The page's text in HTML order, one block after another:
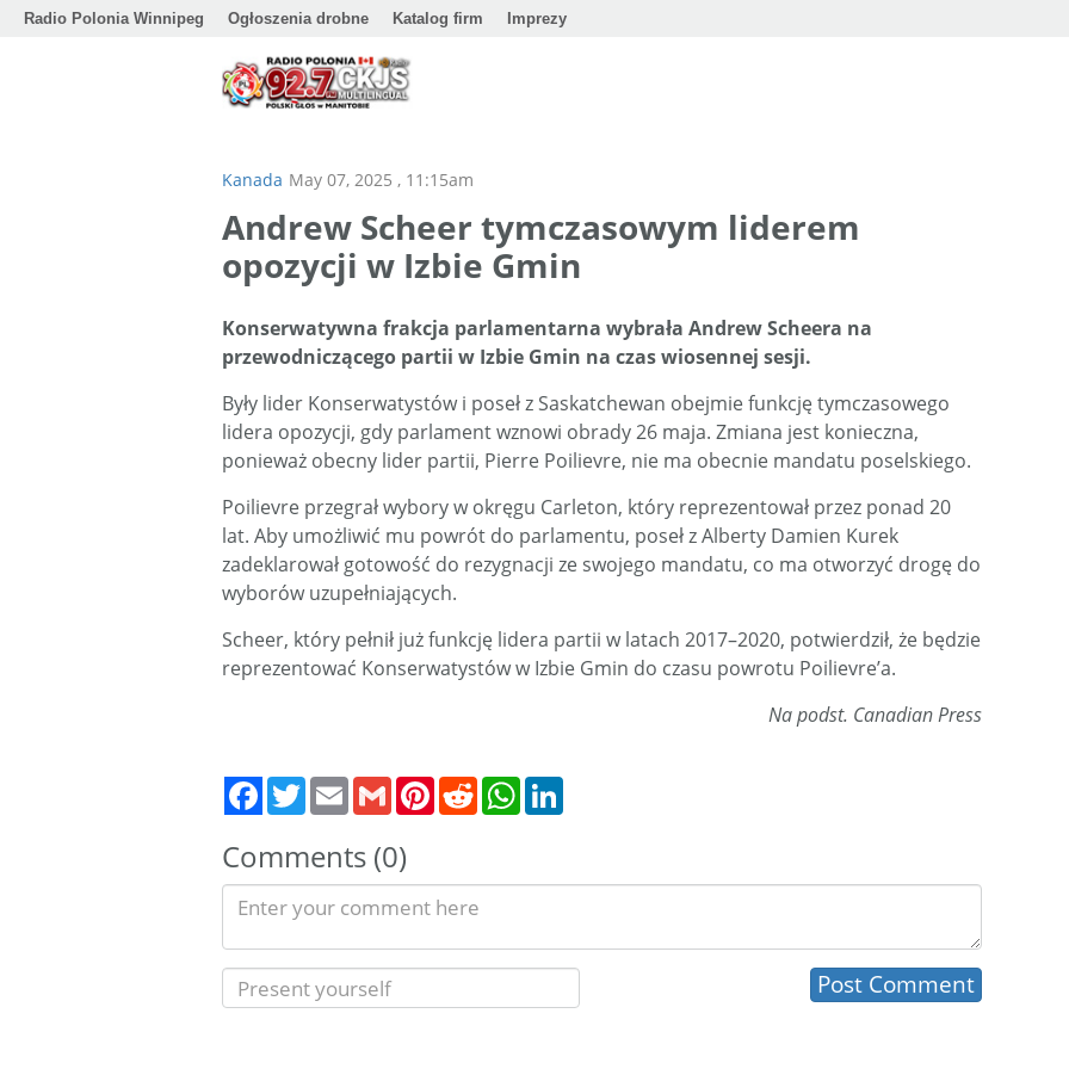
Radio Polonia Winnipeg Ogłoszenia drobne Katalog firm Imprezy
Kanada May 07, 2025 , 11:15am
Andrew Scheer tymczasowym liderem
opozycji w Izbie Gmin
Konserwatywna frakcja parlamentarna wybrała Andrew Scheera na
przewodniczącego partii w Izbie Gmin na czas wiosennej sesji.
Były lider Konserwatystów i poseł z Saskatchewan obejmie funkcję tymczasowego
lidera opozycji, gdy parlament wznowi obrady 26 maja. Zmiana jest konieczna,
ponieważ obecny lider partii, Pierre Poilievre, nie ma obecnie mandatu poselskiego.
Poilievre przegrał wybory w okręgu Carleton, który reprezentował przez ponad 20
lat. Aby umożliwić mu powrót do parlamentu, poseł z Alberty Damien Kurek
zadeklarował gotowość do rezygnacji ze swojego mandatu, co ma otworzyć drogę do
wyborów uzupełniających.
Scheer, który pełnił już funkcję lidera partii w latach 2017–2020, potwierdził, że będzie
reprezentować Konserwatystów w Izbie Gmin do czasu powrotu Poilievre’a.
Na podst. Canadian Press
TwitterEmail Gmail PinterestRedditWhatsApp
Comments (0)